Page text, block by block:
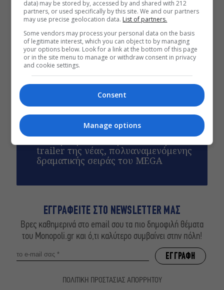
ΔΕΙΤΕ ΕΠΙΣΗΣ
Δήμος Αθηναίων: Απομάκρυνση 240
τραπεζοκαθισμάτων σε 13
«Θάλασσα από γυαλί»: Παγκόσμια
πρεμιέρα για τη νέα ταινία του Αλέξη
«Δυο μαύρα πουκάμισα»: Το πρώτο
trailer της νέας, πολυαναμενόμενης
δραματικής σειράς του MEGA
ΕΓΓΡΑΦΕΙΤΕ ΣΤΟ NEWSLETTER ΜΑΣ
Βρες καθημερινά στο email σου τα πιο δημοφιλή θέματα
του Monopoli.gr και ό,τι καλύτερο συμβαίνει στην πόλη!
ΠΟΛΙΤΙΚΗ ΠΡΟΣΤΑΣΙΑΣ ΑΠΟΡΡΗΤΟΥ
data) may be stored by, accessed by and shared with 212
partners, or used specifically by this site. We and our partners
may use precise geolocation data. List of partners.
Some vendors may process your personal data on the basis
of legitimate interest, which you can object to by managing
your options below. Look for a link at the bottom of this page
or in the site menu to manage or withdraw consent in privacy
and cookie settings.
Consent
Manage options